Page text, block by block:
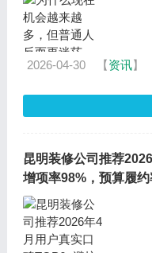
2026-04-30 【资讯】
昆明装修公司推荐
增项率98%，预算履